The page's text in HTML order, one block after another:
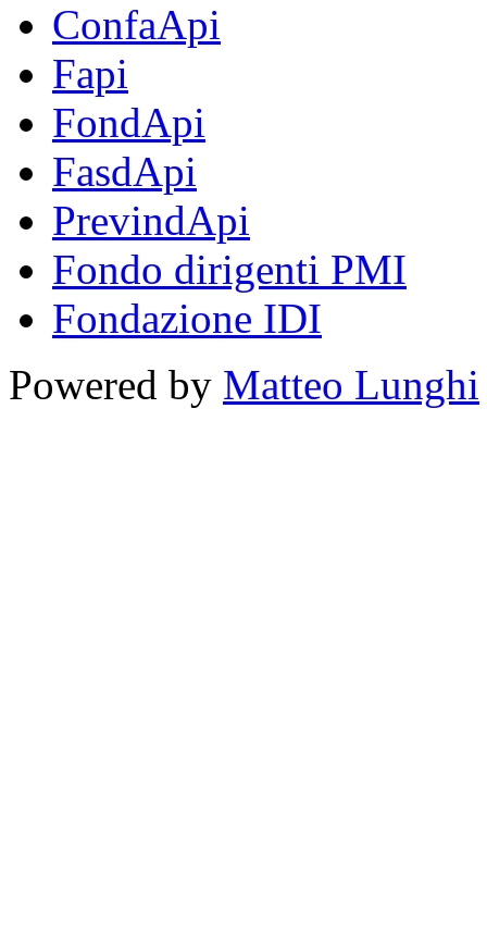
ConfaApi
Fapi
FondApi
FasdApi
PrevindApi
Fondo dirigenti PMI
Fondazione IDI
Powered by Matteo Lunghi